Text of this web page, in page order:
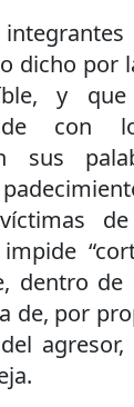
dicho por
y
con
sus
dentro de
de, por